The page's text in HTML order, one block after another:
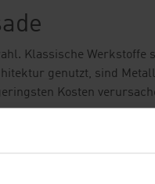
Klassische Werkstoffe
genutzt, sind
Kosten